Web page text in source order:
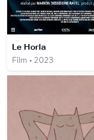
Le Horla
Film • 2023